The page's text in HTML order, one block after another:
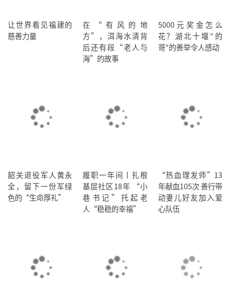
让世界看见福建的
慈善力量
在“有风的地
方”，洱海水清背
后还有段“老人与
海”的故事
5000元奖金怎么
花？湖北十堰"的
哥"的善举令人感动
韶关退役军人黄永
全，留下一份军绿
色的“生命厚礼”
履职一年间丨扎根
基层社区18年 “小
巷书记”托起老
人“稳稳的幸福”
“热血理发师”13
年献血105次 善行带
动妻儿好友加入爱
心队伍